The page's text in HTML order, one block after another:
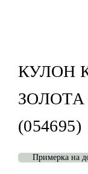
КУЛОН
(054695)
Примерка на